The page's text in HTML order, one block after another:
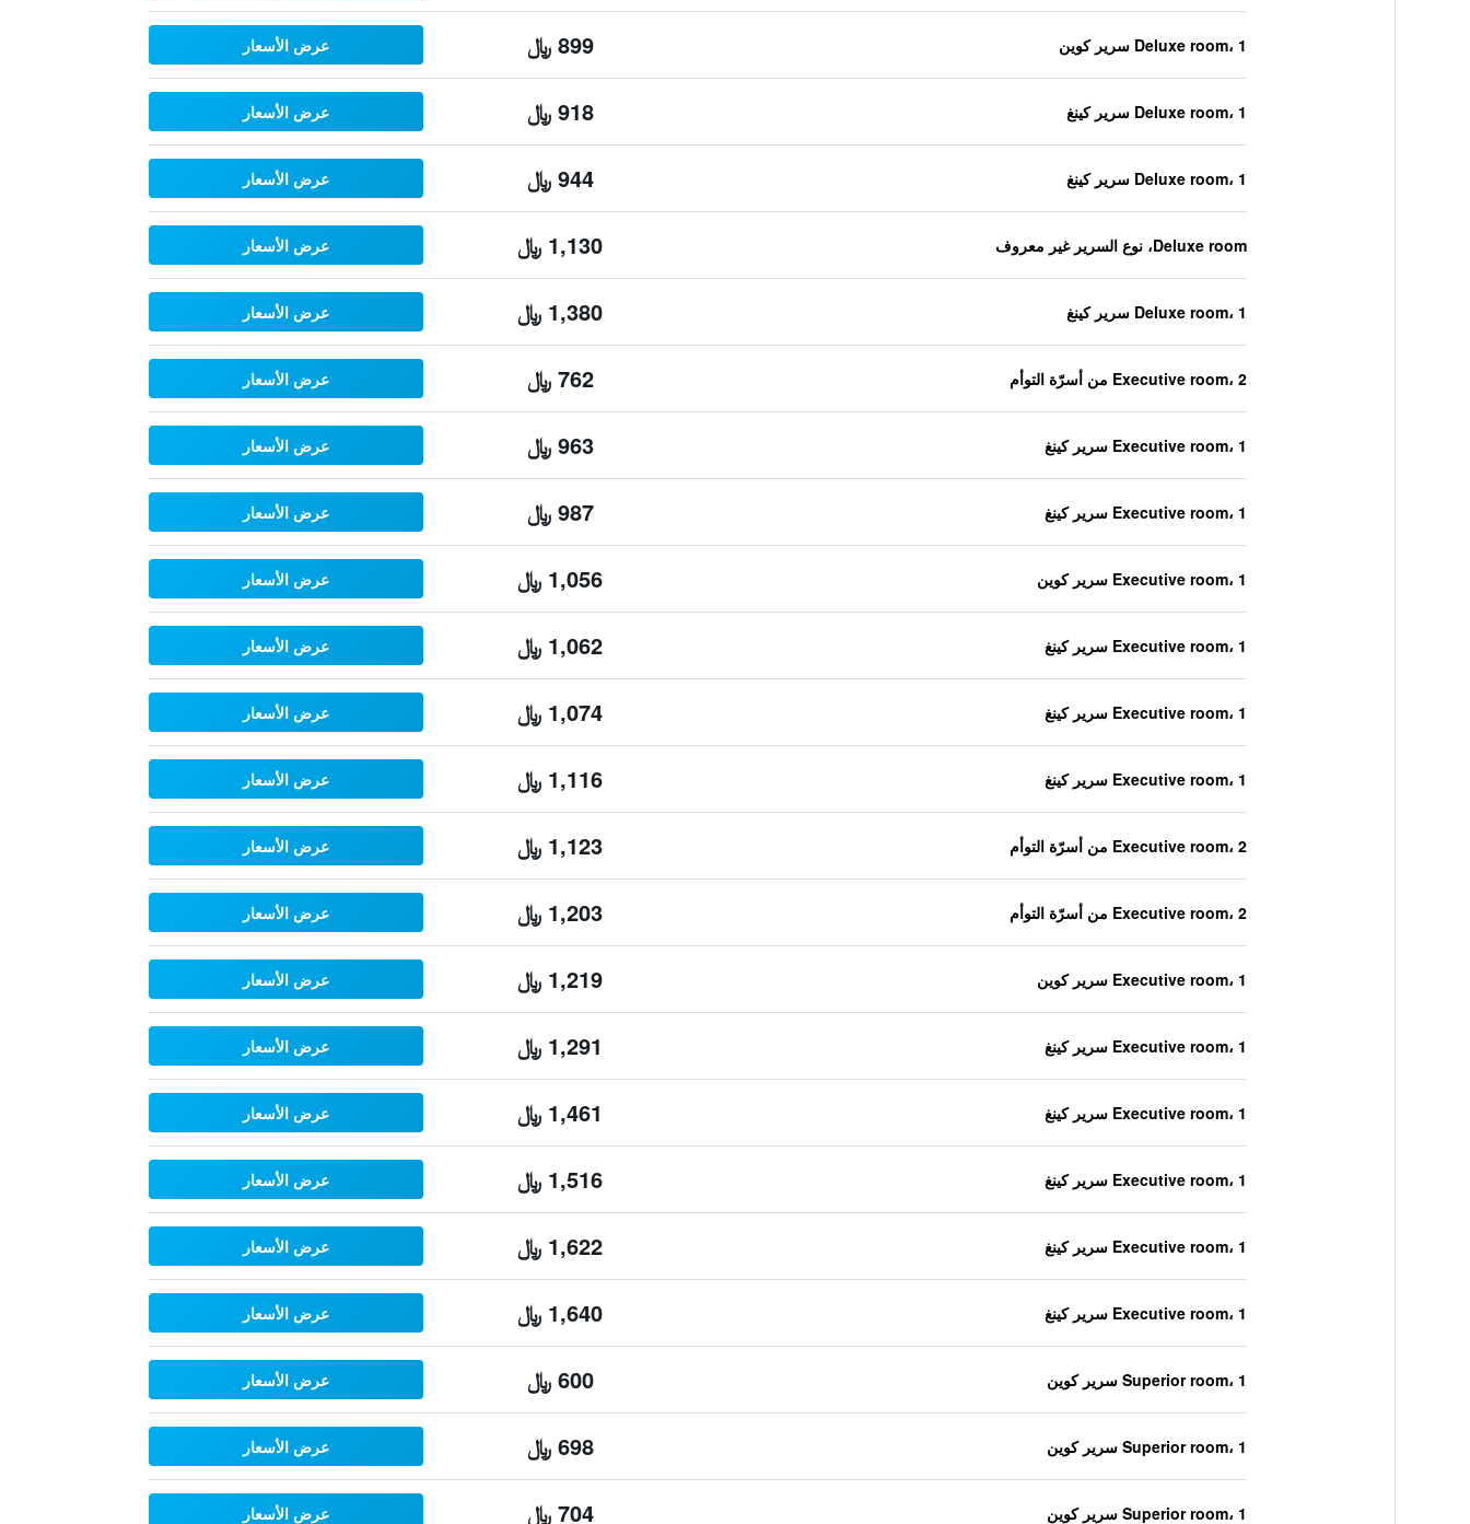
Deluxe room، 1 سرير كوين 899 ﷼ عرض الأسعار
Deluxe room، 1 سرير كينغ 918 ﷼ عرض الأسعار
Deluxe room، 1 سرير كينغ 944 ﷼ عرض الأسعار
Deluxe room، نوع السرير غير معروف 1,130 ﷼ عرض الأسعار
Deluxe room، 1 سرير كينغ 1,380 ﷼ عرض الأسعار
Executive room، 2 من أسرّة التوأم 762 ﷼ عرض الأسعار
Executive room، 1 سرير كينغ 963 ﷼ عرض الأسعار
Executive room، 1 سرير كينغ 987 ﷼ عرض الأسعار
Executive room، 1 سرير كوين 1,056 ﷼ عرض الأسعار
Executive room، 1 سرير كينغ 1,062 ﷼ عرض الأسعار
Executive room، 1 سرير كينغ 1,074 ﷼ عرض الأسعار
Executive room، 1 سرير كينغ 1,116 ﷼ عرض الأسعار
Executive room، 2 من أسرّة التوأم 1,123 ﷼ عرض الأسعار
Executive room، 2 من أسرّة التوأم 1,203 ﷼ عرض الأسعار
Executive room، 1 سرير كوين 1,219 ﷼ عرض الأسعار
Executive room، 1 سرير كينغ 1,291 ﷼ عرض الأسعار
Executive room، 1 سرير كينغ 1,461 ﷼ عرض الأسعار
Executive room، 1 سرير كينغ 1,516 ﷼ عرض الأسعار
Executive room، 1 سرير كينغ 1,622 ﷼ عرض الأسعار
Executive room، 1 سرير كينغ 1,640 ﷼ عرض الأسعار
Superior room، 1 سرير كوين 600 ﷼ عرض الأسعار
Superior room، 1 سرير كوين 698 ﷼ عرض الأسعار
Superior room، 1 سرير كوين 704 ﷼ عرض الأسعار